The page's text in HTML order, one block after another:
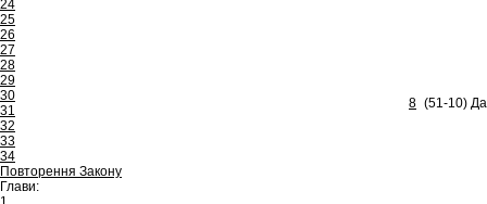
24
25
26
27
28
29
30
31
32
33
34
Повторення Закону
Глави:
8 (51-10)